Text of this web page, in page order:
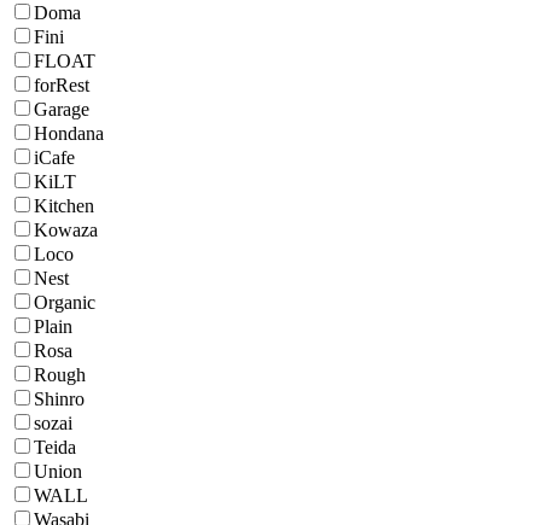
Doma
Fini
FLOAT
forRest
Garage
Hondana
iCafe
KiLT
Kitchen
Kowaza
Loco
Nest
Organic
Plain
Rosa
Rough
Shinro
sozai
Teida
Union
WALL
Wasabi